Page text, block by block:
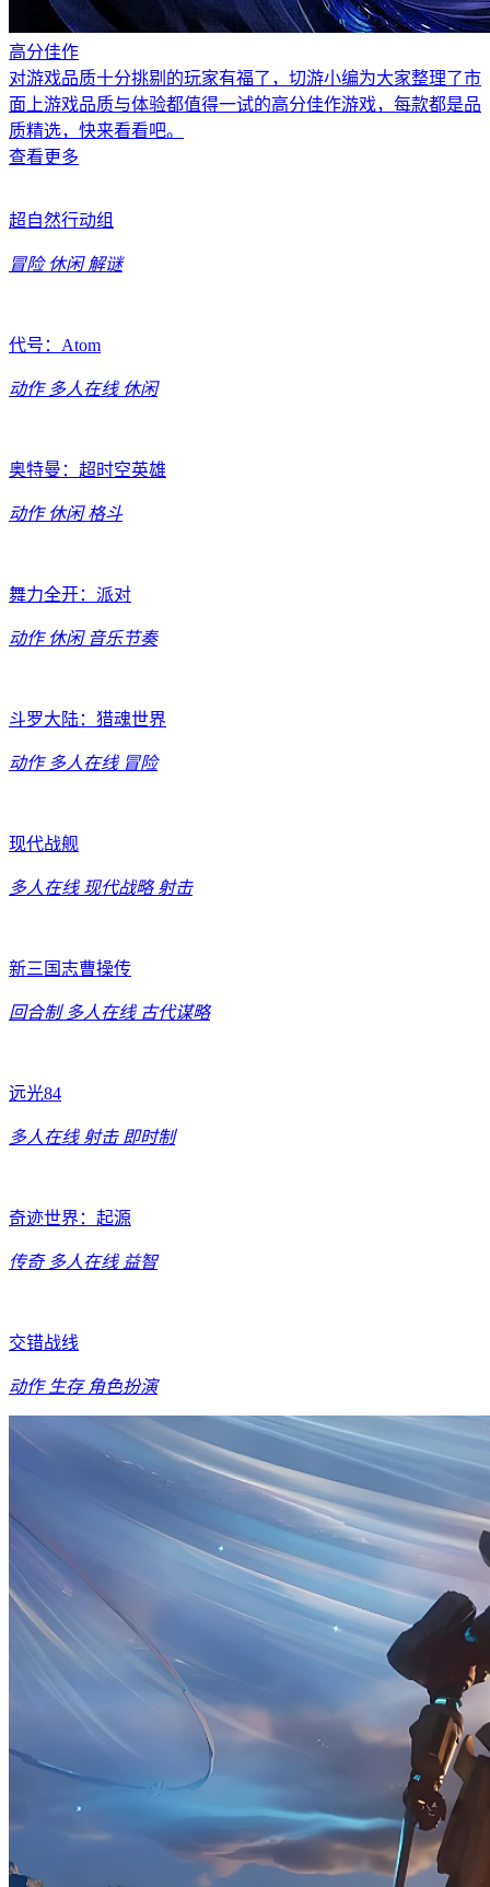
高分佳作
对游戏品质十分挑剔的玩家有福了，切游小编为大家整理了市
面上游戏品质与体验都值得一试的高分佳作游戏，每款都是品
质精选，快来看看吧。
查看更多
超自然行动组
冒险 休闲 解谜
代号：Atom
动作 多人在线 休闲
奥特曼：超时空英雄
动作 休闲 格斗
舞力全开：派对
动作 休闲 音乐节奏
斗罗大陆：猎魂世界
动作 多人在线 冒险
现代战舰
多人在线 现代战略 射击
新三国志曹操传
回合制 多人在线 古代谋略
远光84
多人在线 射击 即时制
奇迹世界：起源
传奇 多人在线 益智
交错战线
动作 生存 角色扮演